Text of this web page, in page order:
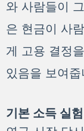
와 사람들이
은 현금이 사
게 고용 결정
있음을 보여줍
기본 소득 실